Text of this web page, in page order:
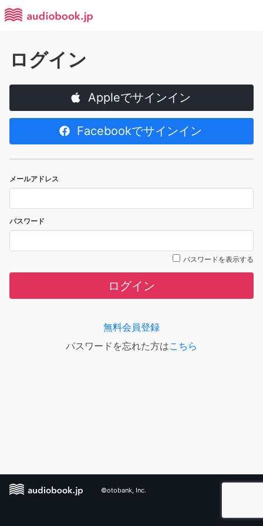
ログイン
Appleでサインイン
Facebookでサインイン
メールアドレス
パスワード
パスワードを表示する
ログイン
無料会員登録
パスワードを忘れた方はこちら
©otobank, Inc.